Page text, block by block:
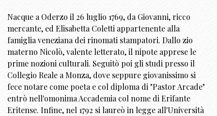
Nacque a Oderzo il 26 luglio 1769, da Giovanni, ricco
mercante, ed Elisabetta Coletti appartenente alla
famiglia veneziana dei rinomati stampatori. Dallo zio
materno Nicolò, valente letterato, il nipote apprese le
prime nozioni culturali. Seguitò poi gli studi presso il
Collegio Reale a Monza, dove seppure giovanissimo si
fece notare come poeta e col diploma di "Pastor Arcade"
entrò nell'omonima Accademia col nome di Erifante
Eritense. Infine, nel 1792 si laureò in legge all'Università